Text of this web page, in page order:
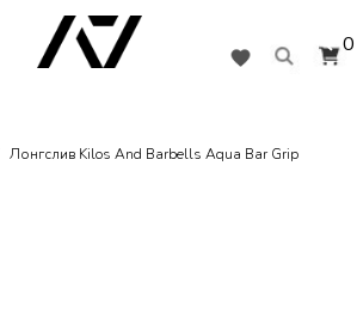
0
Лонгслив Kilos And Barbells Aqua Bar Grip